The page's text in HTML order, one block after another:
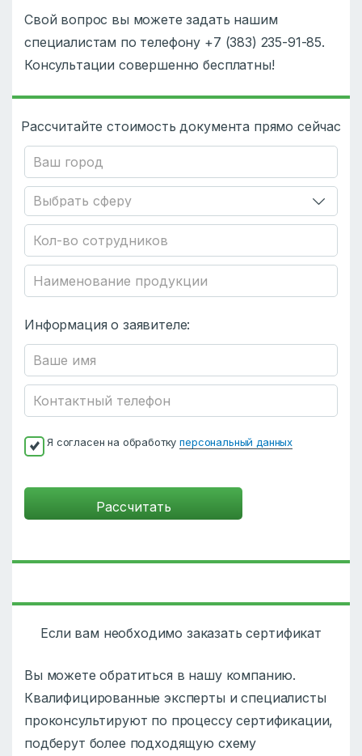
Свой вопрос вы можете задать нашим
специалистам по телефону +7 (383) 235-91-85.
Консультации совершенно бесплатны!
Рассчитайте стоимость документа прямо сейчас
Информация о заявителе:
Я согласен на обработкуперсональный данных
Если вам необходимо заказать сертификат
Вы можете обратиться в нашу компанию.
Квалифицированные эксперты и специалисты
проконсультируют по процессу сертификации,
подберут более подходящую схему